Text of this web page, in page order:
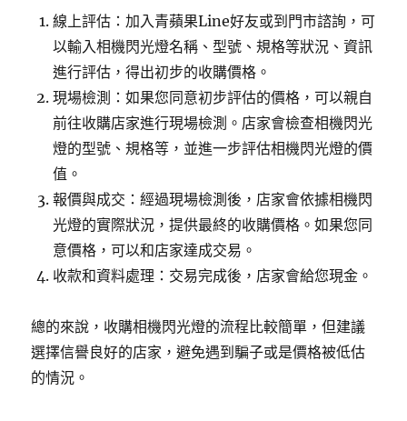
線上評估：加入青蘋果Line好友或到門市諮詢，可
以輸入相機閃光燈名稱、型號、規格等狀況、資訊
進行評估，得出初步的收購價格。
現場檢測：如果您同意初步評估的價格，可以親自
前往收購店家進行現場檢測。店家會檢查相機閃光
燈的型號、規格等，並進一步評估相機閃光燈的價
值。
報價與成交：經過現場檢測後，店家會依據相機閃
光燈的實際狀況，提供最終的收購價格。如果您同
意價格，可以和店家達成交易。
收款和資料處理：交易完成後，店家會給您現金。
總的來說，收購相機閃光燈的流程比較簡單，但建議
選擇信譽良好的店家，避免遇到騙子或是價格被低估
的情況。